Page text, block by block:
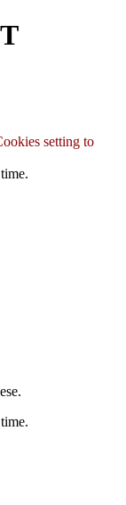
setting to